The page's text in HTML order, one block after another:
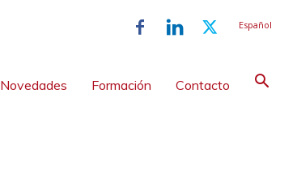
Español
Novedades Formación Contacto